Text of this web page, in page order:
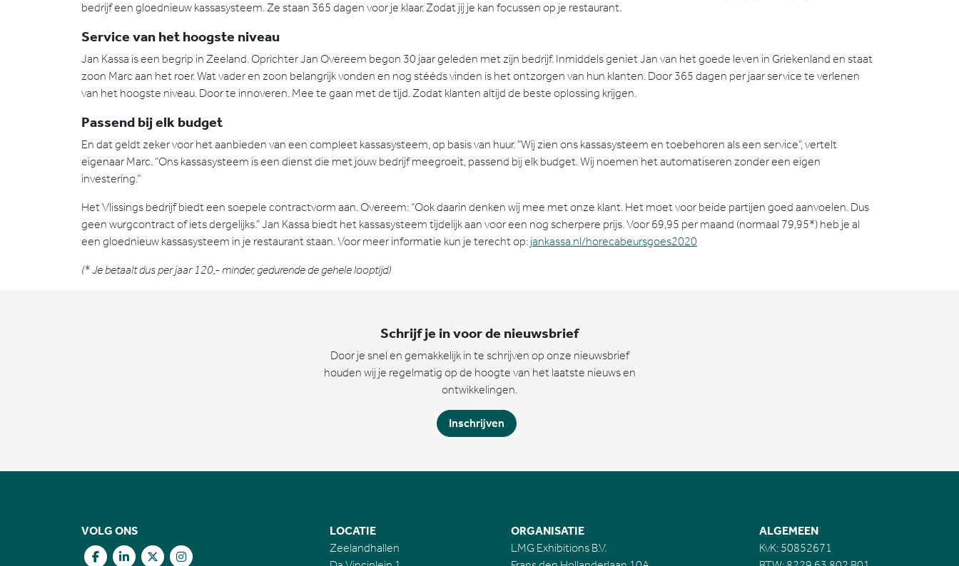
bedrijf een gloednieuw kassasysteem. Ze staan 365 dagen voor je klaar. Zodat jij je kan focussen op je restaurant.
Service van het hoogste niveau
Jan Kassa is een begrip in Zeeland. Oprichter Jan Overeem begon 30 jaar geleden met zijn bedrijf. Inmiddels geniet Jan van het goede leven in Griekenland en staat
zoon Marc aan het roer. Wat vader en zoon belangrijk vonden en nog stééds vinden is het ontzorgen van hun klanten. Door 365 dagen per jaar service te verlenen
van het hoogste niveau. Door te innoveren. Mee te gaan met de tijd. Zodat klanten altijd de beste oplossing krijgen.
Passend bij elk budget
En dat geldt zeker voor het aanbieden van een compleet kassasysteem, op basis van huur. “Wij zien ons kassasysteem en toebehoren als een service”, vertelt
eigenaar Marc. “Ons kassasysteem is een dienst die met jouw bedrijf meegroeit, passend bij elk budget. Wij noemen het automatiseren zonder een eigen
investering.”
Het Vlissings bedrijf biedt een soepele contractvorm aan. Overeem: “Ook daarin denken wij mee met onze klant. Het moet voor beide partijen goed aanvoelen. Dus
geen wurgcontract of iets dergelijks.” Jan Kassa biedt het kassasysteem tijdelijk aan voor een nog scherpere prijs. Voor 69,95 per maand (normaal 79,95*) heb je al
een gloednieuw kassasysteem in je restaurant staan. Voor meer informatie kun je terecht op: jankassa.nl/horecabeursgoes2020
(* Je betaalt dus per jaar 120,- minder, gedurende de gehele looptijd)
Schrijf je in voor de nieuwsbrief
Door je snel en gemakkelijk in te schrijven op onze nieuwsbrief
houden wij je regelmatig op de hoogte van het laatste nieuws en
ontwikkelingen.
Inschrijven
VOLG ONS
LOCATIE
Zeelandhallen
ORGANISATIE
LMG Exhibitions B.V.
ALGEMEEN
KvK: 50852671